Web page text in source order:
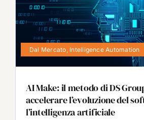
Dal Mercato Intelligence Automation
AI Make: il metodo di DS
accelerare l’evoluzione del
l’intelligenza artificiale